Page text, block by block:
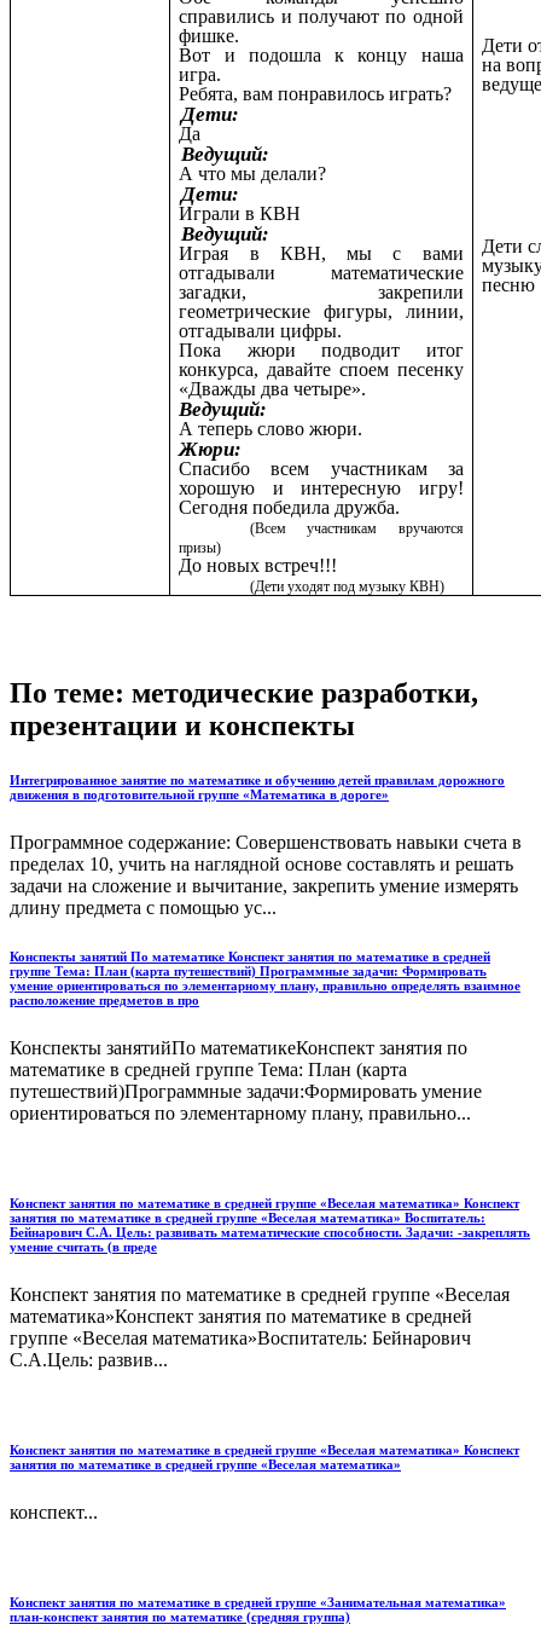
справились и получают по одной
фишке.
Вот и подошла к концу наша
игра.
Ребята, вам понравилось играть?
Дети:
Да
Ведущий:
А что мы делали?
Дети:
Играли в КВН
Ведущий:
Играя в КВН, мы с вами
отгадывали математические
загадки, закрепили
геометрические фигуры, линии,
отгадывали цифры.
Пока жюри подводит итог
конкурса, давайте споем песенку
«Дважды два четыре».
Ведущий:
А теперь слово жюри.
Жюри:
Спасибо всем участникам за
хорошую и интересную игру!
Сегодня победила дружба.
(Всем участникам вручаются
призы)
До новых встреч!!!
(Дети уходят под музыку КВН)
Дети
на
Дети
песню
По теме: методические разработки,
презентации и конспекты
Интегрированное занятие по математике и обучению детей правилам дорожного
движения в подготовительной группе «Математика в дороге»
Программное содержание: Совершенствовать навыки счета в
пределах 10, учить на наглядной основе составлять и решать
задачи на сложение и вычитание, закрепить умение измерять
длину предмета с помощью ус...
Конспекты занятий По математике Конспект занятия по математике в средней
группе Тема: План (карта путешествий) Программные задачи: Формировать
умение ориентироваться по элементарному плану, правильно определять взаимное
расположение предметов в про
Конспекты занятийПо математикеКонспект занятия по
математике в средней группе Тема: План (карта
путешествий)Программные задачи:Формировать умение
ориентироваться по элементарному плану, правильно...
Конспект занятия по математике в средней группе «Веселая математика» Конспект
занятия по математике в средней группе «Веселая математика» Воспитатель:
Бейнарович С.А. Цель: развивать математические способности. Задачи: -закреплять
умение считать (в преде
Конспект занятия по математике в средней группе «Веселая
математика»Конспект занятия по математике в средней
группе «Веселая математика»Воспитатель: Бейнарович
С.А.Цель: развив...
Конспект занятия по математике в средней группе «Веселая математика» Конспект
занятия по математике в средней группе «Веселая математика»
конспект...
Конспект занятия по математике в средней группе «Занимательная математика»
план-конспект занятия по математике (средняя группа)